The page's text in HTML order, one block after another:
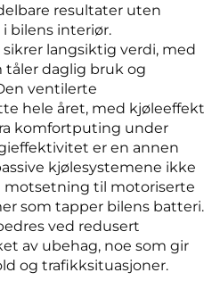
resultater uten
bilens interiør.
langsiktig verdi, med
tåler daglig bruk og
ventilerte
hele året, med kjøleeffekt
komfortputing under
er en annen
kjølesystemene ikke
motsetning til motoriserte
som tapper bilens batteri.
ved redusert
av ubehag, noe som gir
og trafikksituasjoner.